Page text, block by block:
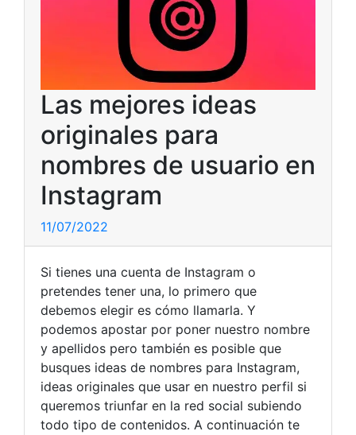
Las mejores ideas
originales para
nombres de usuario en
Instagram
11/07/2022
Si tienes una cuenta de Instagram o
pretendes tener una, lo primero que
debemos elegir es cómo llamarla. Y
podemos apostar por poner nuestro nombre
y apellidos pero también es posible que
busques ideas de nombres para Instagram,
ideas originales que usar en nuestro perfil si
queremos triunfar en la red social subiendo
todo tipo de contenidos. A continuación te